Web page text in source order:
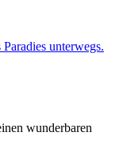
wunderbaren